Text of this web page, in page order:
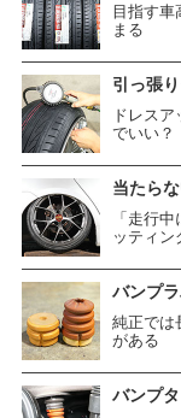
目指す車
まる
引っ張
ドレス
でいい？
当たら
「走行
ッティン
バンプ
純正では
がある
バンプ